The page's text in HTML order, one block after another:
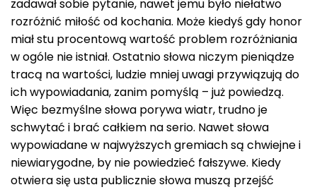
zadawał sobie pytanie, nawet jemu było niełatwo
rozróżnić miłość od kochania. Może kiedyś gdy honor
miał stu procentową wartość problem rozróżniania
w ogóle nie istniał. Ostatnio słowa niczym pieniądze
tracą na wartości, ludzie mniej uwagi przywiązują do
ich wypowiadania, zanim pomyślą – już powiedzą.
Więc bezmyślne słowa porywa wiatr, trudno je
schwytać i brać całkiem na serio. Nawet słowa
wypowiadane w najwyższych gremiach są chwiejne i
niewiarygodne, by nie powiedzieć fałszywe. Kiedy
otwiera się usta publicznie słowa muszą przejść